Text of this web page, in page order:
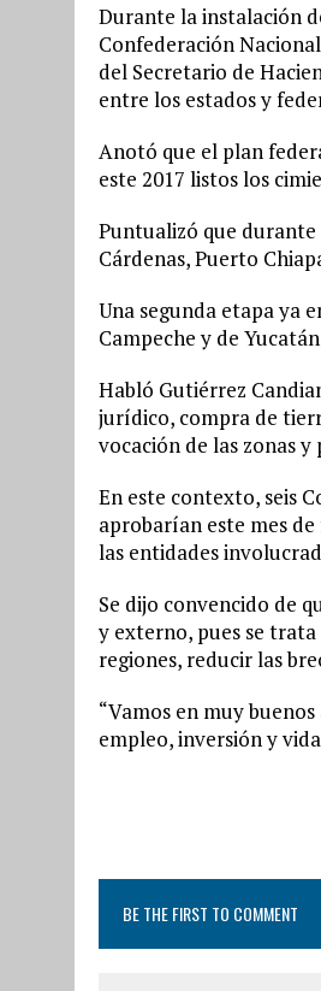
Durante la instalación
Confederación
del Secretario de
entre los estados y
Anotó que el plan
este 2017 listos los
Puntualizó que durante
Cárdenas, Puerto
Una segunda etapa ya
Campeche y de
Habló Gutiérrez
jurídico, compra de
vocación de las zonas
En este contexto, seis
aprobarían este mes
las entidades
Se dijo convencido de
y externo, pues se
regiones, reducir las
“Vamos en muy
empleo, inversión y
BE THE FIRST TO COMMENT